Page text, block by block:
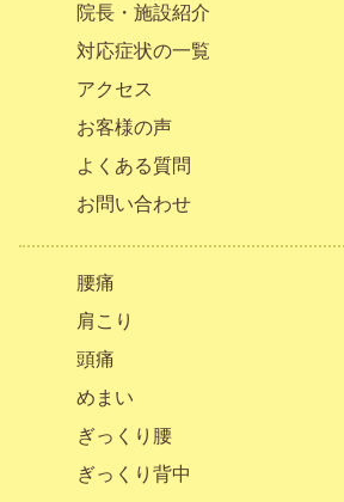
院長・施設紹介
対応症状の一覧
アクセス
お客様の声
よくある質問
お問い合わせ
腰痛
肩こり
頭痛
めまい
ぎっくり腰
ぎっくり背中